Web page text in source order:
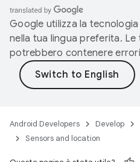
Google utilizza la
nella tua lingua preferita.
potrebbero contenere
Android Developers Develop
Sensors and location